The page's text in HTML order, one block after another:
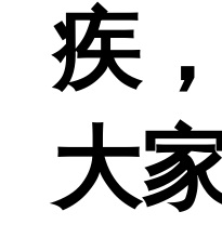
疾
大